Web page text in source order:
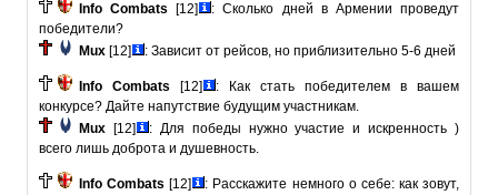
Info Combats [12]
: Сколько дней в Армении проведут
победители?
Mux [12] : Зависит от рейсов, но приблизительно 5-6 дней
Info Combats [12]
: Как стать победителем в вашем
конкурсе? Дайте напутствие будущим участникам.
Mux [12]
: Для победы нужно участие и искренность )
всего лишь доброта и душевность.
Info Combats [12]
: Расскажите немного о себе: как зовут,